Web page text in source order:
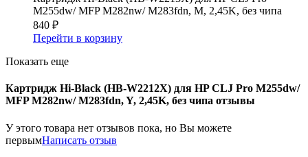
M255dw/ MFP M282nw/ M283fdn, M, 2,45K, без чипа
840 ₽
Перейти в корзину
Показать еще
Картридж Hi-Black (HB-W2212X) для HP CLJ Pro M255dw/
MFP M282nw/ M283fdn, Y, 2,45K, без чипа отзывы
У этого товара нет отзывов пока, но Вы можете
первымНаписать отзыв